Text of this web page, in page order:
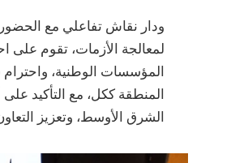
ودار نقاش تفاعلي مع
لمعالجة الأزمات، تقوم على
المؤسسات الوطنية، واحترام
المنطقة ككل، مع التأكيد
الشرق الأوسط، وتعزيز